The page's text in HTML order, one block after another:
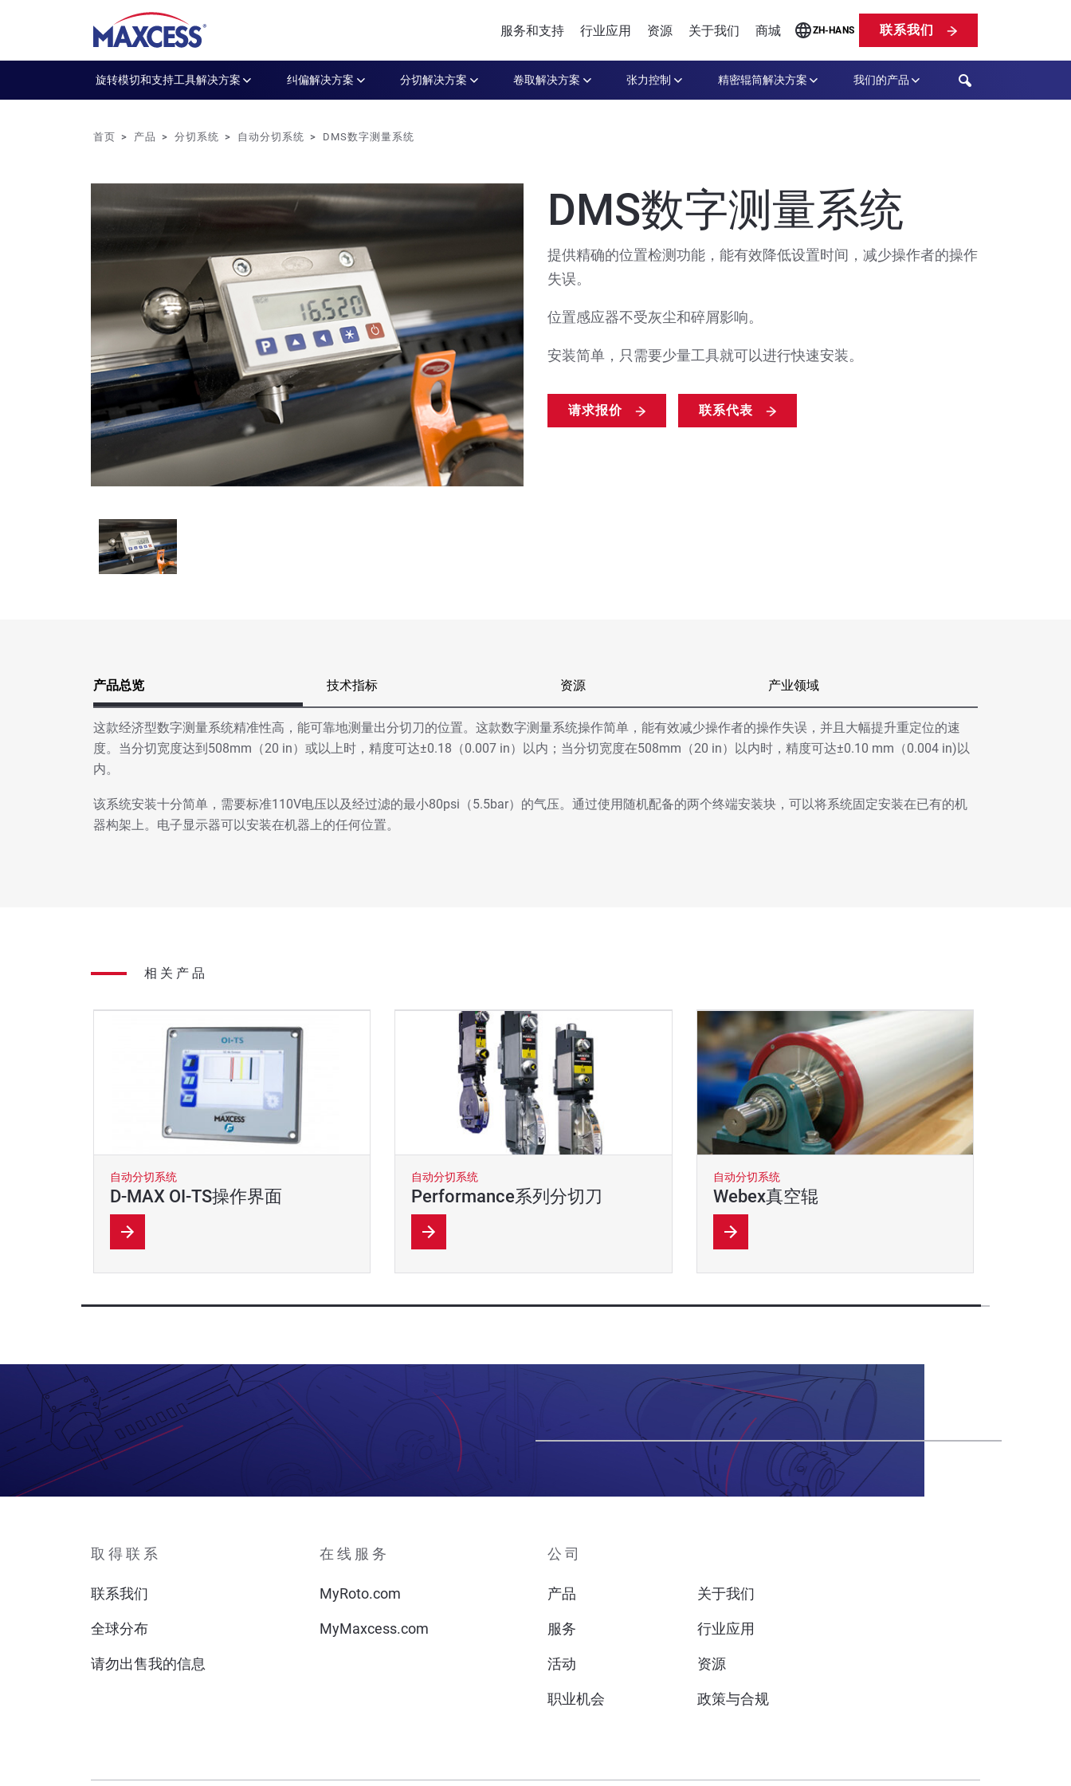
服务和支持 行业应用 资源 关于我们 商城 ZH-HANS 联系我们
旋转模切和支持工具解决方案 纠偏解决方案 分切解决方案 卷取解决方案 张力控制 精密辊筒解决方案 我们的产品 Search
首页 产品 分切系统 自动分切系统 DMS数字测量系统
DMS数字测量系统
提供精确的位置检测功能，能有效降低设置时间，减少操作者的操作
失误。
位置感应器不受灰尘和碎屑影响。
安装简单，只需要少量工具就可以进行快速安装。
请求报价 联系代表
产品总览 技术指标 资源 产业领域
这款经济型数字测量系统精准性高，能可靠地测量出分切刀的位置。这款数字测量系统操作简单，能有效减少操作者的操作失误，并且大幅提升重定位的速
度。当分切宽度达到508mm（20 in）或以上时，精度可达±0.18（0.007 in）以内；当分切宽度在508mm（20 in）以内时，精度可达±0.10 mm（0.004 in)以
内。
该系统安装十分简单，需要标准110V电压以及经过滤的最小80psi（5.5bar）的气压。通过使用随机配备的两个终端安装块，可以将系统固定安装在已有的机
器构架上。电子显示器可以安装在机器上的任何位置。
相关产品
自动分切系统
D-MAX OI-TS操作界面
自动分切系统
Performance系列分切刀
自动分切系统
Webex真空辊
取得联系
联系我们
全球分布
请勿出售我的信息
在线服务
MyRoto.com
MyMaxcess.com
公司
产品 关于我们
服务 行业应用
活动 资源
职业机会 政策与合规